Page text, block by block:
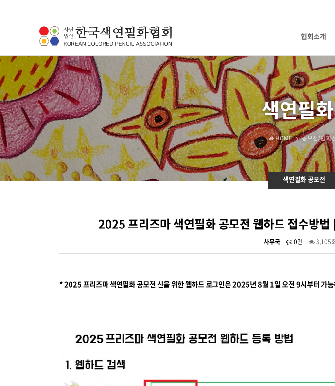
협회소개
하위분류 하위분류
색연필
HOME 공모전/협회
색연필화 공모전
2025 프리즈마 색연필화 공모전 웹하드 접수방
사무국 0건 3,105
* 2025 프리즈마 색연필화 공모전 신을 위한 웹하드 로그인은 2025년 8월 1일 오전 9시부터 가